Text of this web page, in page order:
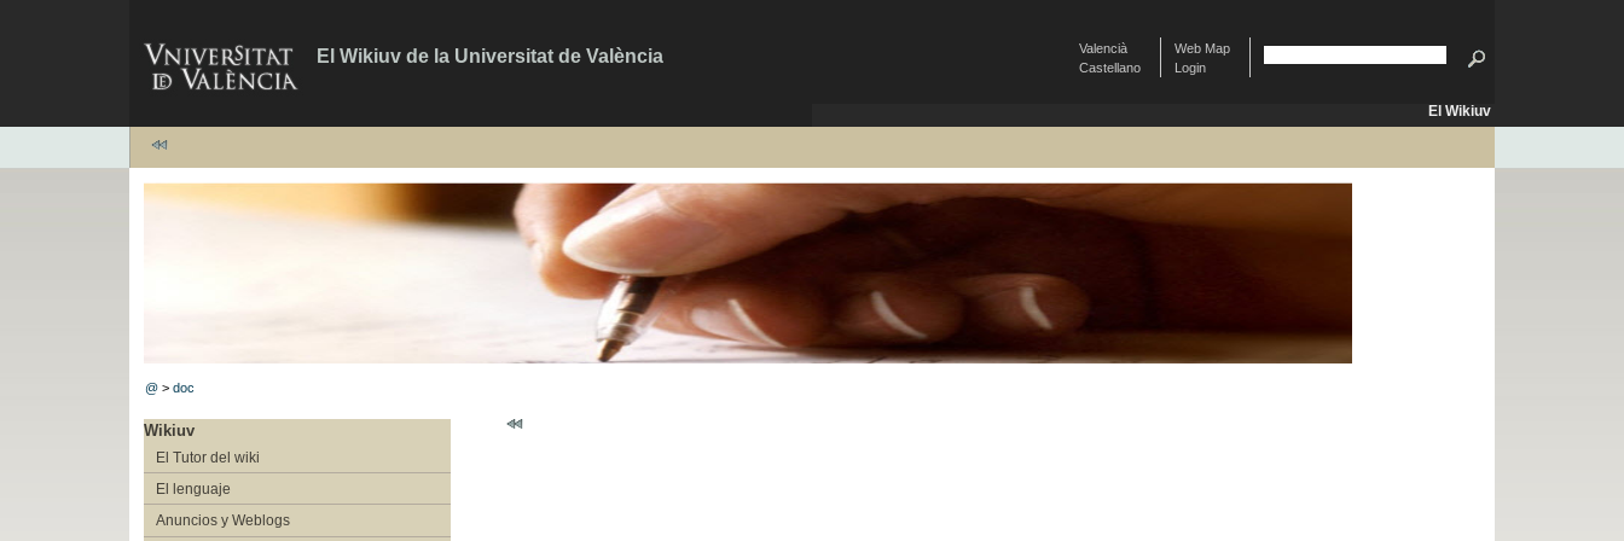
El Wikiuv de la Universitat de València
Web Map
Login
Valencià
Castellano
El Wikiuv
@ >doc
Wikiuv
El Tutor del wiki
El lenguaje
Anuncios y Weblogs